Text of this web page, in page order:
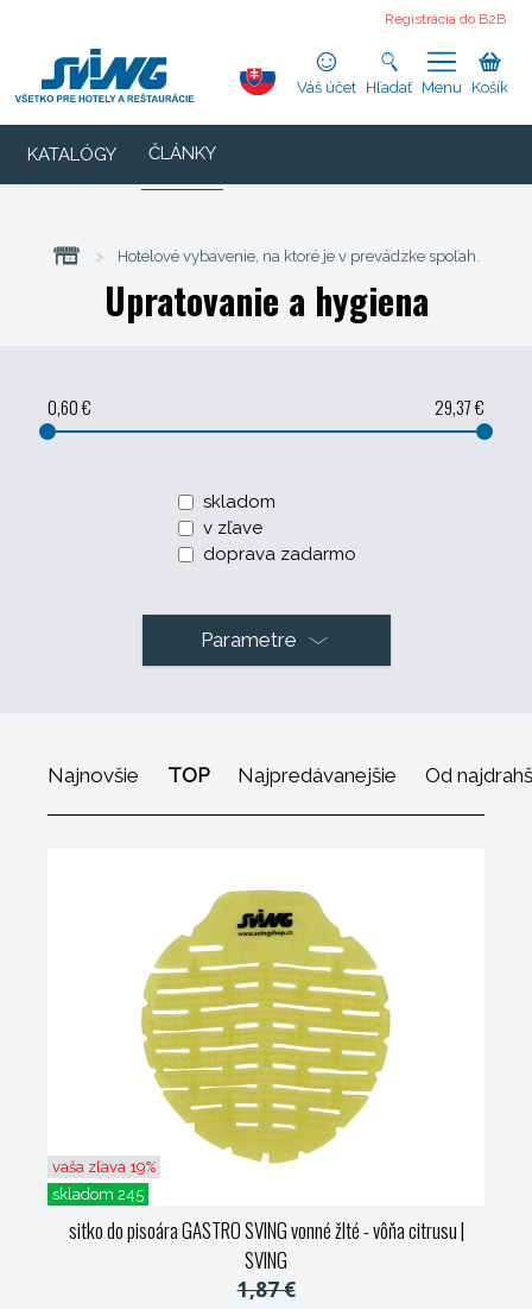
Registrácia do B2B
Váš účet Hľadať Menu Košík
KATALÓGY ČLÁNKY
> Hotelové vybavenie, na ktoré je v prevádzke spoľah.
Upratovanie a hygiena
0,60 € 29,37 €
skladom
v zľave
doprava zadarmo
Parametre
Najnovšie TOP Najpredávanejšie Od
vaša zľava 19%
skladom 245
sitko do pisoára GASTRO SVING vonné žlté - vôňa citrusu|
SVING
1,87 €